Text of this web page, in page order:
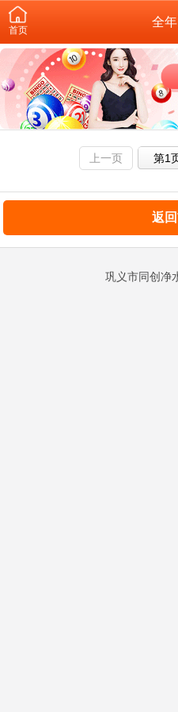
首页
全
上一页 第1
返
巩义市同创净